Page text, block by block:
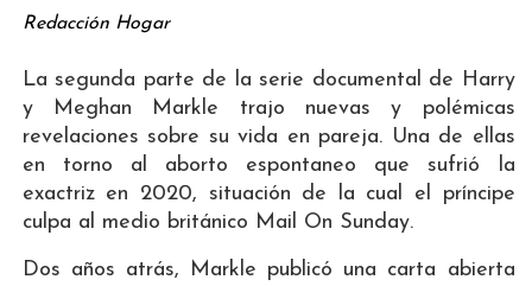
Redacción Hogar
La segunda parte de la serie documental de Harry
y Meghan Markle trajo nuevas y polémicas
revelaciones sobre su vida en pareja. Una de ellas
en torno al aborto espontaneo que sufrió la
exactriz en 2020, situación de la cual el príncipe
culpa al medio británico Mail On Sunday.
Dos años atrás, Markle publicó una carta abierta